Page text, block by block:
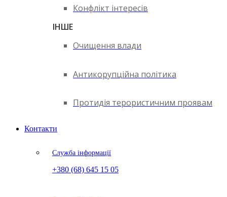
Конфлікт інтересів
ІНШЕ
Очищення влади
Антикорупційна політика
Протидія терористичним проявам
Контакти
Служба інформації
+380 (68) 645 15 05